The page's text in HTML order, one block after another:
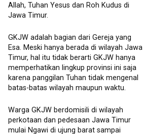
Allah, Tuhan Yesus dan Roh Kudus di
Jawa Timur.
GKJW adalah bagian dari Gereja yang
Esa. Meski hanya berada di wilayah Jawa
Timur, hal itu tidak berarti GKJW hanya
memperhatikan lingkup provinsi ini saja
karena panggilan Tuhan tidak mengenal
batas-batas wilayah maupun waktu.
Warga GKJW berdomisili di wilayah
perkotaan dan pedesaan Jawa Timur
mulai Ngawi di ujung barat sampai